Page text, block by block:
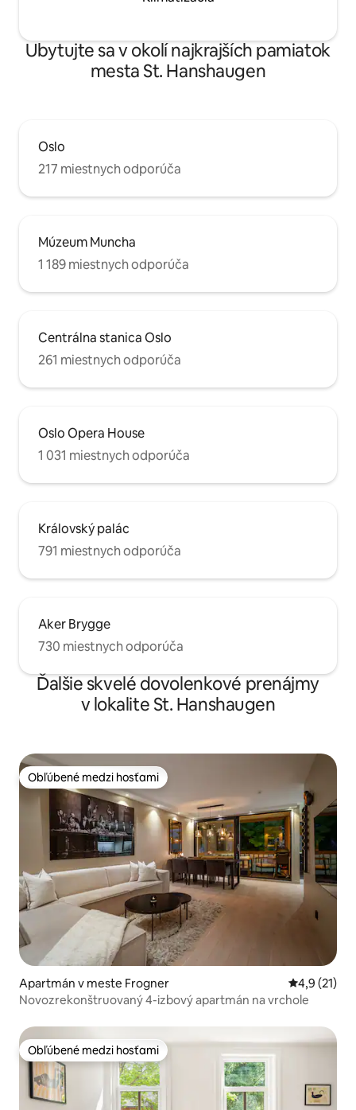
Ubytujte sa v okolí najkrajších pamiatok
mesta St. Hanshaugen
Oslo
217 miestnych odporúča
Múzeum Muncha
1 189 miestnych odporúča
Centrálna stanica Oslo
261 miestnych odporúča
Oslo Opera House
1 031 miestnych odporúča
Královský palác
791 miestnych odporúča
Aker Brygge
730 miestnych odporúča
Ďalšie skvelé dovolenkové prenájmy
v lokalite St. Hanshaugen
Obľúbené medzi hosťami
Obľúbené medzi hosťami
Apartmán v meste Frogner Priemerné
4,9 (21)
Novozrekonštruovaný 4-izbový apartmán na vrchole
Obľúbené medzi hosťami
Obľúbené medzi hosťami